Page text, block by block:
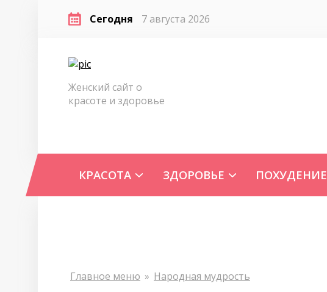
Сегодня 7 августа 2026
Женский сайт о
красоте и здоровье
КРАСОТА ЗДОРОВЬЕ ПОХУДЕНИЕ
Главное меню » Народная мудрость